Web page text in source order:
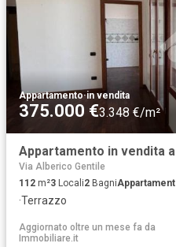
Appartamento·in vendita
375.000 €3.348 €/m²
Appartamento in vendita a
Via Alberico Gentile
112 m²3 Locali2 Bagni
·Terrazzo
Aggiornato oltre un mese fa da
Immobiliare.it